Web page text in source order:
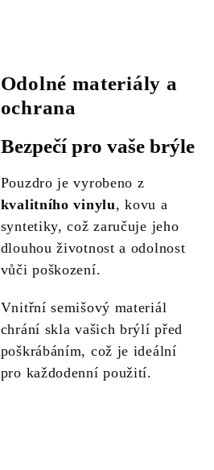
Odolné materiály a
ochrana
Bezpečí pro vaše brýle
Pouzdro je vyrobeno z
kvalitního vinylu, kovu a
syntetiky, což zaručuje jeho
dlouhou životnost a odolnost
vůči poškození.
Vnitřní semišový materiál
chrání skla vašich brýlí před
poškrábáním, což je ideální
pro každodenní použití.